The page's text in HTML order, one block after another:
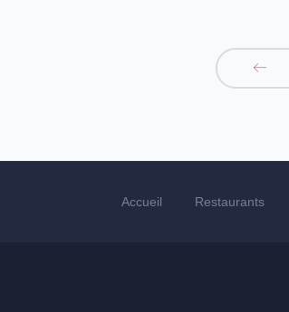
Accueil Restaurants